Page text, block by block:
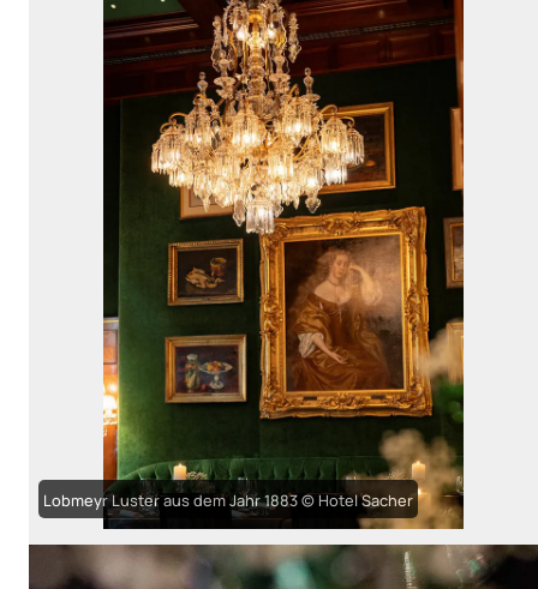
Lobmeyr Luster aus dem Jahr 1883 © Hotel Sacher